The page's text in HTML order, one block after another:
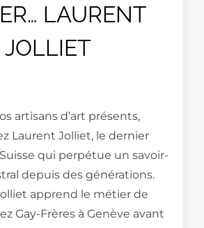
LAURENT
JOLLIET
artisans d’art présents,
Laurent Jolliet, le dernier
qui perpétue un savoir-
depuis des générations.
apprend le métier de
Gay-Frères à Genève avant